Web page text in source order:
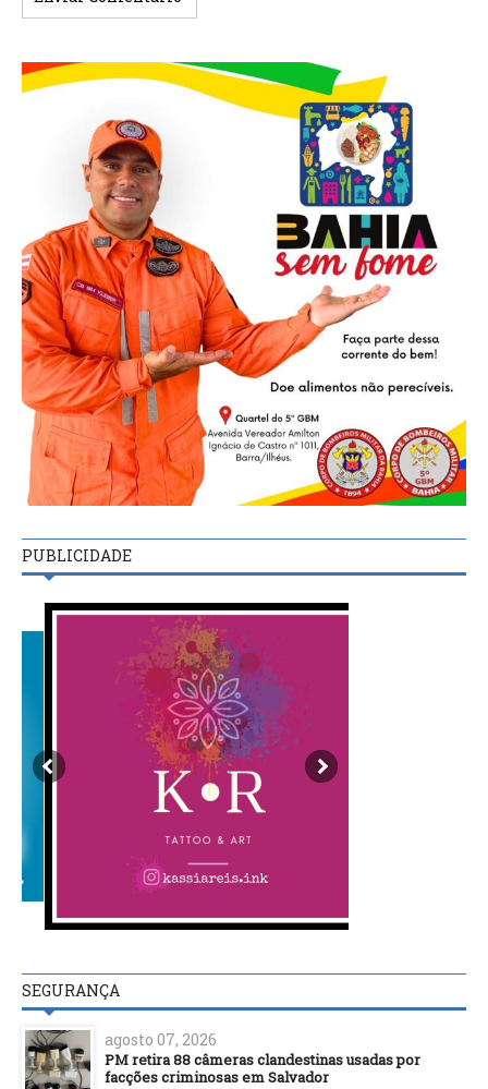
PUBLICIDADE
SEGURANÇA
agosto 07, 2026
PM retira 88 câmeras clandestinas usadas por
facções criminosas em Salvador